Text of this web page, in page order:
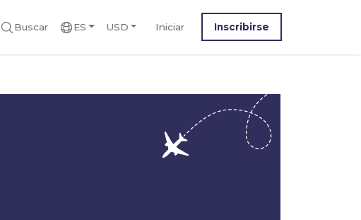
Buscar ES USD Iniciar Inscribirse